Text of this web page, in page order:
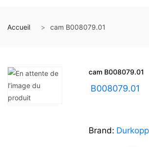
Accueil cam B008079.01
cam B008079.01
B008079.01
Brand: Durkopp